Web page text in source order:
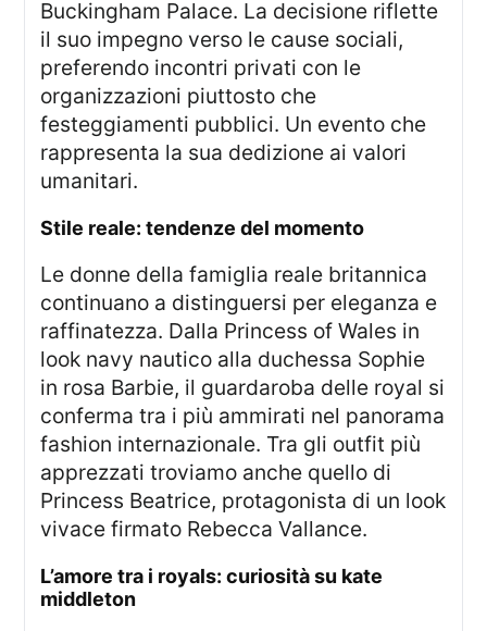
Buckingham Palace. La decisione riflette
il suo impegno verso le cause sociali,
preferendo incontri privati con le
organizzazioni piuttosto che
festeggiamenti pubblici. Un evento che
rappresenta la sua dedizione ai valori
umanitari.
stile reale: tendenze del momento
Le donne della famiglia reale britannica
continuano a distinguersi per eleganza e
raffinatezza. Dalla Princess of Wales in
look navy nautico alla duchessa Sophie
in rosa Barbie, il guardaroba delle royal si
conferma tra i più ammirati nel panorama
fashion internazionale. Tra gli outfit più
apprezzati troviamo anche quello di
Princess Beatrice, protagonista di un look
vivace firmato Rebecca Vallance.
l’amore tra i royals: curiosità su kate
middleton